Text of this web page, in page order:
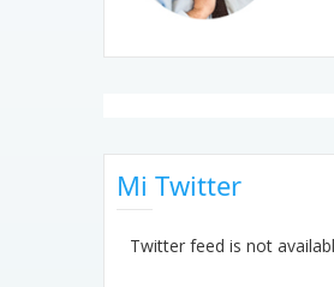
Mi Twitter
Twitter feed is not